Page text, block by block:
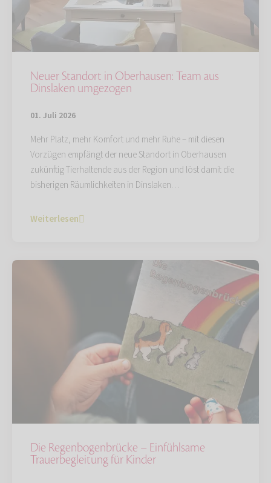
Neuer Standort in Oberhausen: Team aus
Dinslaken umgezogen
01. Juli 2026
Mehr Platz, mehr Komfort und mehr Ruhe – mit diesen
Vorzügen empfängt der neue Standort in Oberhausen
zukünftig Tierhaltende aus der Region und löst damit die
bisherigen Räumlichkeiten in Dinslaken…
Weiterlesen
Die Regenbogenbrücke – Einfühlsame
Trauerbegleitung für Kinder